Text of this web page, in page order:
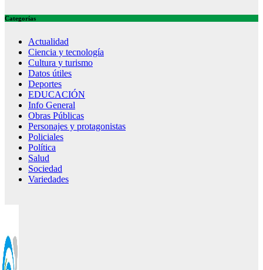
Categorías
Actualidad
Ciencia y tecnología
Cultura y turismo
Datos útiles
Deportes
EDUCACIÓN
Info General
Obras Públicas
Personajes y protagonistas
Policiales
Política
Salud
Sociedad
Variedades